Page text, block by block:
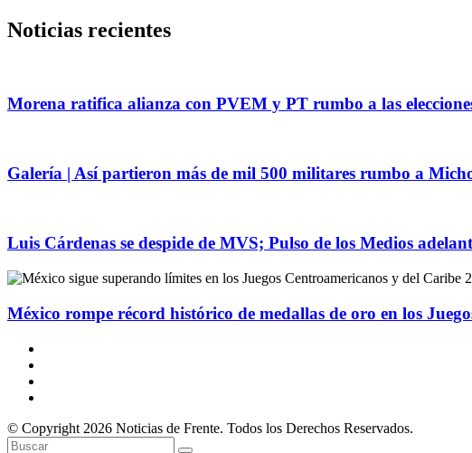
Noticias recientes
Morena ratifica alianza con PVEM y PT rumbo a las
Galería | Así partieron más de mil 500 militares rumbo a
Luis Cárdenas se despide de MVS; Pulso de los Medios
México rompe récord histórico de medallas de oro en los
© Copyright 2026 Noticias de Frente. Todos los Derechos Reservados.